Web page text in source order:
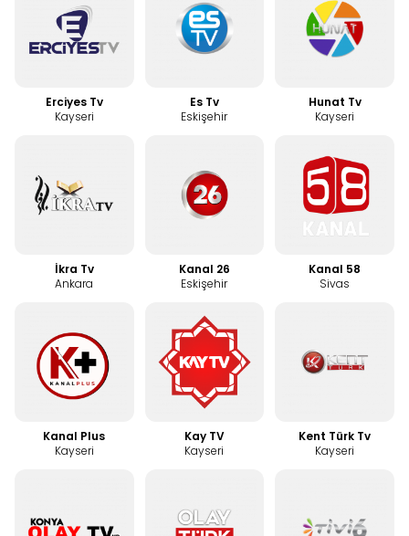
Erciyes Tv
Kayseri
Es Tv
Eskişehir
Hunat Tv
Kayseri
İkra Tv
Ankara
Kanal 26
Eskişehir
Kanal 58
Sivas
Kanal Plus
Kayseri
Kay TV
Kayseri
Kent Türk Tv
Kayseri